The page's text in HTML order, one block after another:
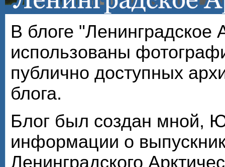
В блоге "Ленинградское
использованы
публично доступных
блога.
Блог был создан мной,
информации о
Ленинградского